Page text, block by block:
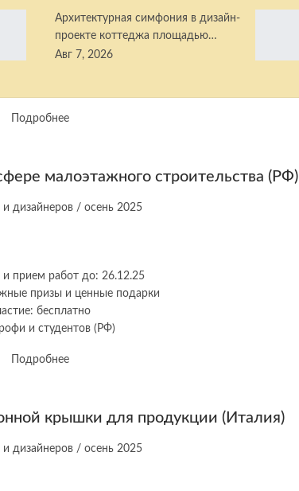
Архитектурная симфония в дизайн-
проекте коттеджа площадью…
Авг 7, 2026
Подробнее
малоэтажного строительства (РФ)
и прием работ до: 26.12.25
призы и ценные подарки
бесплатно
и студентов (РФ)
Подробнее
крышки для продукции (Италия)